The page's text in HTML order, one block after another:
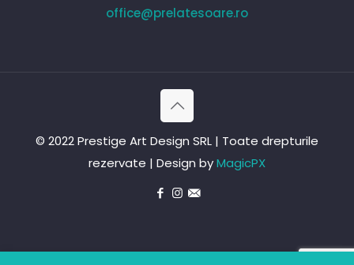
office@prelatesoare.ro
© 2022 Prestige Art Design SRL | Toate drepturile
rezervate | Design byMagicPX